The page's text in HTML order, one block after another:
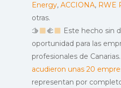
Energy, ACCIONA, RWE
otras.
🫱
‍🫲
Este hecho sin
oportunidad para las
profesionales de
acudieron unas 20
representan por